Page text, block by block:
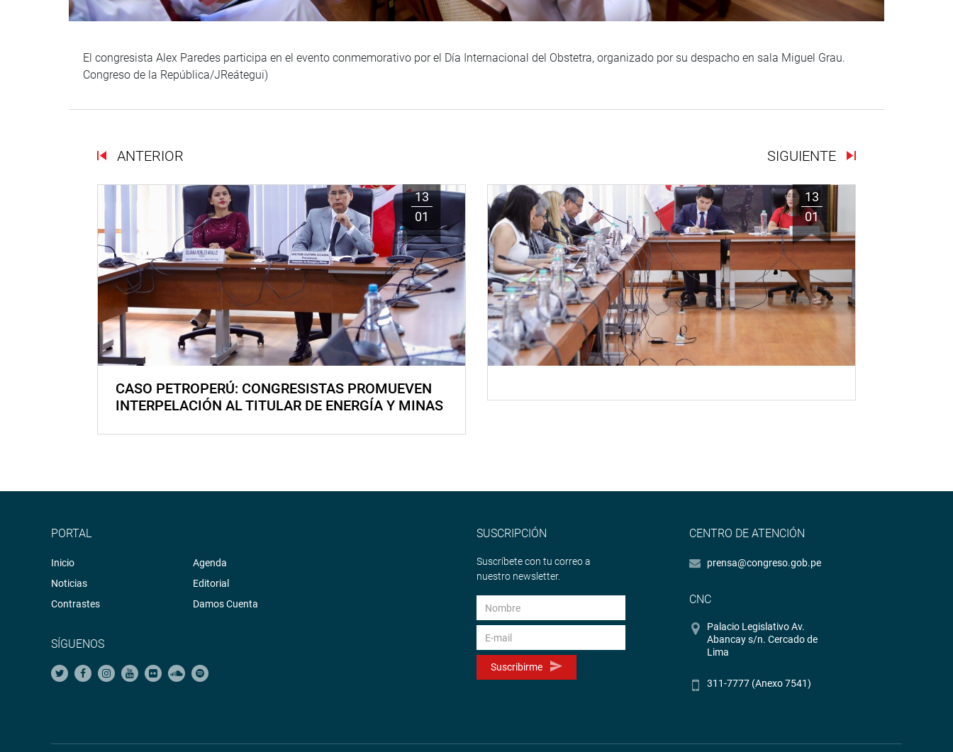
El congresista Alex Paredes participa en el evento conmemorativo por el Día Internacional del Obstetra, organizado por su despacho en sala Miguel Grau.
Congreso de la República/JReátegui)
ANTERIOR SIGUIENTE
13
01
CASO PETROPERÚ: CONGRESISTAS PROMUEVEN
INTERPELACIÓN AL TITULAR DE ENERGÍA Y MINAS
13
01
PORTAL
Inicio
Noticias
Contrastes
Agenda
Editorial
Damos Cuenta
SÍGUENOS
SUSCRIPCIÓN
Suscríbete con tu correo a
nuestro newsletter.
Suscribirme
CENTRO DE ATENCIÓN
prensa@congreso.gob.pe
CNC
Palacio Legislativo Av.
Abancay s/n. Cercado de
Lima
311-7777 (Anexo 7541)